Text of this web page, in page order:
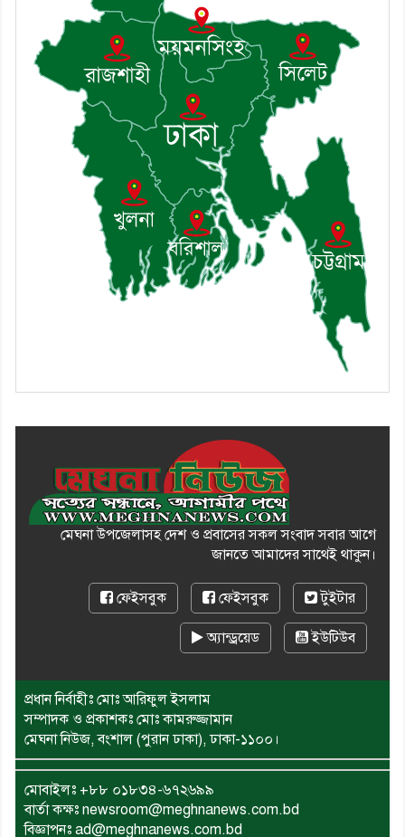
৮। মেঘনায় আইন-শৃঙ্খলা কমিটির
মাসিক সভা অনুষ্ঠিত
৯। জাতীয় নেতা ড. খন্দকার
মোশাররফ হোসেনের মূল্যায়ন কোথায়
এবং একটি বিশ্লেষণ
১০। দাউদকান্দিতে ইউপি সদস্যকে
মারধরের চেষ্টা ও প্রাণনাশের হুমকির
অভিযোগ
মেঘনা উপজেলাসহ দেশ ও প্রবাসের সকল সংবাদ সবার আগে
জানতে আমাদের সাথেই থাকুন।
ফেইসবুক ফেইসবুক টুইটার
অ্যান্ড্রয়েড ইউটিউব
প্রধান নির্বাহীঃ মোঃ আরিফুল ইসলাম
সম্পাদক ও প্রকাশকঃ মোঃ কামরুজ্জামান
মেঘনা নিউজ, বংশাল (পুরান ঢাকা), ঢাকা-১১০০।
মোবাইলঃ +৮৮ ০১৮৩৪-৬৭২৬৯৯
বার্তা কক্ষঃ newsroom@meghnanews.com.bd
বিজ্ঞাপনঃ ad@meghnanews.com.bd